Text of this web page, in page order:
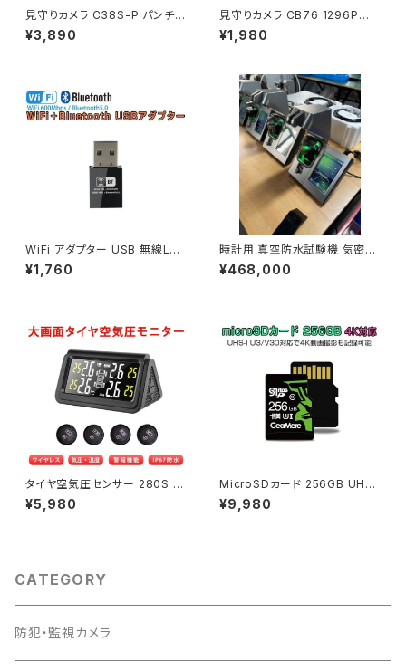
見守りカメラ C38S-P パンチル
ト対応 WiFi 動体検知 ナイトビ
ジョン 双方向音声 ペットカメラ
¥3,890
見守りカメラ CB76 1296P高
画質 小型WiFi 人物検知 動体
検知 ナイトビジョン 双方向音声
¥1,980
WiFi アダプター USB 無線LAN
デュアルバンド 2.4GHz 150M
bps/5GHz 433Mbps Bluet
¥1,760
時計用 真空防水試験機 気密試
験対応 空気圧式リークテスター
自動測定 データ可視化 サーマ
¥468,000
タイヤ空気圧センサー 280S デ
ィスプレイ タイヤ空気圧監視シ
ステム TPMS ワイヤレス モニ
¥5,980
MicroSDカード 256GB UHS-
I V30 超高速最大95MB SDカ
ード変換アダプタ USBカードリ
¥9,980
CATEGORY
防犯・監視カメラ